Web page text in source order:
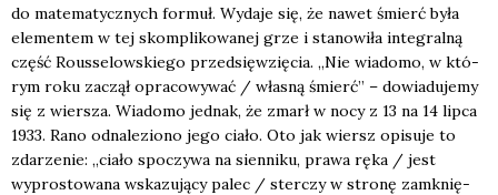
do mate­ma­tycz­nych for­muł. Wyda­je się, że nawet śmierć była
ele­men­tem w tej skom­pli­ko­wa­nej grze i sta­no­wi­ła inte­gral­ną
część Rous­se­low­skie­go przed­się­wzię­cia. „Nie wia­do­mo, w któ­
rym roku zaczął opra­co­wy­wać / wła­sną śmierć” – dowia­du­je­my
się z wier­sza. Wia­do­mo jed­nak, że zmarł w nocy z 13 na 14 lip­ca
1933. Rano odna­le­zio­no jego cia­ło. Oto jak wiersz opi­su­je to
zda­rze­nie: „cia­ło spo­czy­wa na sien­ni­ku, pra­wa ręka / jest
wypro­sto­wa­na wska­zu­ją­cy palec / ster­czy w stro­nę zamknię­